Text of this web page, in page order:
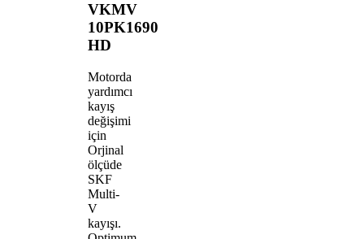
VKMV
10PK1690
HD
Motorda
yardımcı
kayış
değişimi
için
Orjinal
ölçüde
SKF
Multi-
V
kayışı.